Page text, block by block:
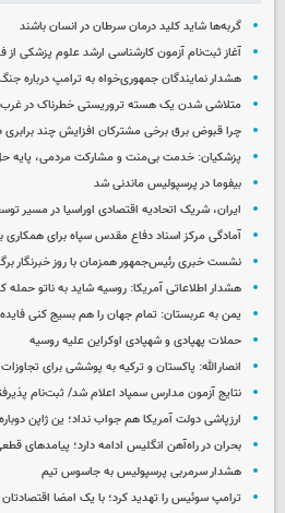
گربه‌ها شاید کلید درمان سرطان در انسان باشند
آغاز ثبت‌نام‌ آزمون کارشناسی ارشد علوم پزشکی از
هشدار نمایندگان جمهوری‌خواه به ترامپ درباره
متلاشی شدن یک هسته تروریستی خطرناک در
چرا قبوض برق برخی مشترکان افزایش چند
پزشکیان: خدمت بی‌منت و مشارکت مردمی،
بیفوما در پرسپولیس ماندنی شد
ایران، شریک اتحادیه اقتصادی اوراسیا در مسیر
آمادگی مرکز اسناد دفاع مقدس سپاه برای همکاری
نشست خبری رئیس‌جمهور همزمان با روز خبرنگار
هشدار اطلاعاتی آمریکا: روسیه شاید به ناتو حمله
یمن به عربستان: تمام جهان را هم بسیج کنی
حملات پهپادی و شهپادی اوکراین علیه روسیه
انصارالله: پاکستان و ترکیه به پوششی برای
نتایج آزمون مدارس سمپاد اعلام شد/ ثبت‌نام
ارزپاشی دولت آمریکا هم جواب نداد؛ ین ژاپن
بحران در راه‌آهن انگلیس ادامه دارد؛ پیامدهای قطعی 90 ثانیه‌ای
هشدار سرمربی پرسپولیس به جاسوس تیم
ترامپ سوئیس را تهدید کرد؛ با یک امضا